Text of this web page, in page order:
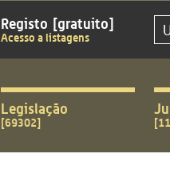
Registo [gratuito]
Acesso a listagens
Legislação
[69302]